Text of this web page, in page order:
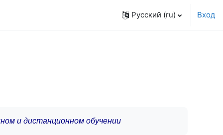
Русский ‎(ru)‎ Вход
и дистанционном обучении